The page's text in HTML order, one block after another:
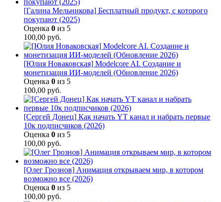
[Галина Мельникова] Бесплатный продукт, с которого
покупают (2025)
Оценка 0 из 5
100,00 руб.
[Юлия Новаковская] Modelcore AI. Создание и
монетизация ИИ-моделей (Обновление 2026)
Оценка 0 из 5
100,00 руб.
[Сергей Донец] Как начать YT канал и набрать первые
10к подписчиков (2026)
Оценка 0 из 5
100,00 руб.
[Олег Грознов] Анимация открываем мир, в котором
возможно все (2026)
Оценка 0 из 5
100,00 руб.